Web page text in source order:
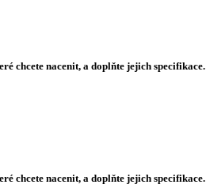
chcete nacenit, a doplňte jejich specifikace.
chcete nacenit, a doplňte jejich specifikace.